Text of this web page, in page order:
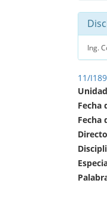
Ing.
11/
Fecha
Fecha